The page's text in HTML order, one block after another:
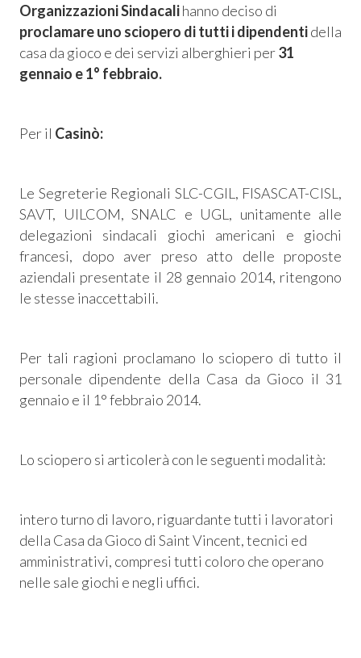
Organizzazioni Sindacalihanno deciso di
proclamare uno sciopero di tutti i dipendentidella
casa da gioco e dei servizi alberghieri per31
gennaio e 1° febbraio.
Per il Casinò:
Le Segreterie Regionali SLC-CGIL, FISASCAT-CISL,
SAVT, UILCOM, SNALC e UGL, unitamente alle
delegazioni sindacali giochi americani e giochi
francesi, dopo aver preso atto delle proposte
aziendali presentate il 28 gennaio 2014, ritengono
le stesse inaccettabili.
Per tali ragioni proclamano lo sciopero di tutto il
personale dipendente della Casa da Gioco il 31
gennaio e il 1° febbraio 2014.
Lo sciopero si articolerà con le seguenti modalità:
intero turno di lavoro, riguardante tutti i lavoratori
della Casa da Gioco di Saint Vincent, tecnici ed
amministrativi, compresi tutti coloro che operano
nelle sale giochi e negli uffici.